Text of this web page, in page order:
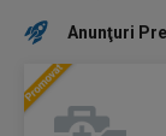
Anunţuri